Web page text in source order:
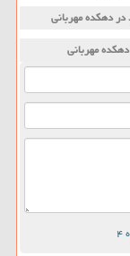
دهكده مهربانی
مهربانی